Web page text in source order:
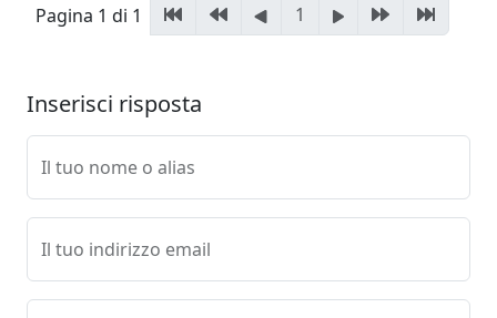
Pagina 1 di 1 1
Inserisci risposta
Il tuo nome o alias
Il tuo indirizzo email